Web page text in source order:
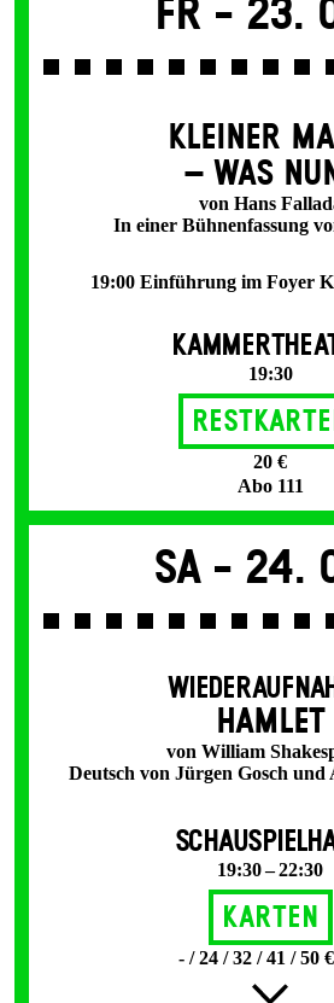
Fr - 23.
KLEINER
– WAS
von Hans
In einer Bühnenfassung
19:00 Einführung im Foyer
19:30
20 €
Abo 111
Sa - 24.
HAMLET
von William
Deutsch von Jürgen Gosch und
19:30 – 22:30
Karten
- / 24 / 32 / 41 / 50